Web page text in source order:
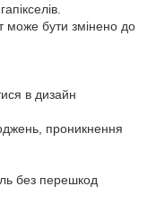
може бути змінено до
в дизайн
проникнення
без перешкод